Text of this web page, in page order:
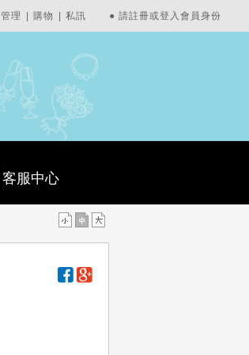
管理 購物 私訊 ● 請註冊或登入會員身份
客服中心